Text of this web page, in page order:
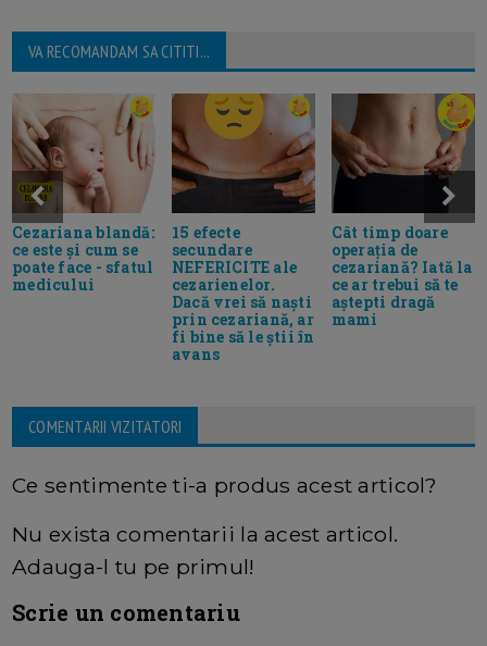
VA RECOMANDAM SA CITITI...
Cezariana blandă:
ce este și cum se
poate face - sfatul
medicului
15 efecte
secundare
NEFERICITE ale
cezarienelor.
Dacă vrei să naști
prin cezariană, ar
fi bine să le știi în
avans
Cât timp doare
operația de
cezariană? Iată la
ce ar trebui să te
aștepti dragă
mami
COMENTARII VIZITATORI
Ce sentimente ti-a produs acest articol?
Nu exista comentarii la acest articol.
Adauga-l tu pe primul!
Scrie un comentariu